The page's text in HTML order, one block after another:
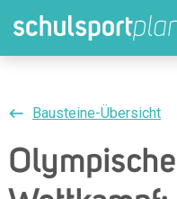
Bausteine-Übersicht